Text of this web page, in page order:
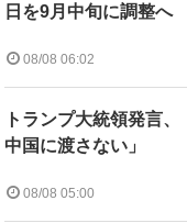
日を9月中旬に調整へ
08/08 06:02
トランプ大統領発言
中国に渡さない」
08/08 05:00